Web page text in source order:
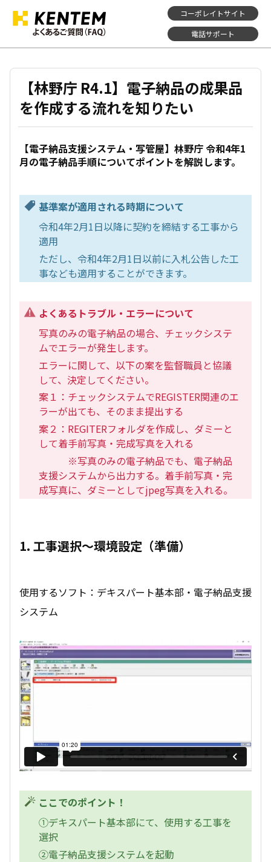
コーポレイトサイト
電話サポート
【林野庁 R4.1】電子納品の成果品
を作成する流れを知りたい
【電子納品支援システム・写管屋】林野庁 令和4年1
月の電子納品手順についてポイントを解説します。
基準案が適用される時期について
令和4年2月1日以降に契約を締結する工事から
適用
ただし、令和4年2月1日以前に入札公告した工
事なども適用することができます。
よくあるトラブル・エラーについて
写真のみの電子納品の場合、チェックシステ
ムでエラーが発生します。
エラーに関して、以下の案を監督職員と協議
して、決定してください。
案１：チェックシステムでREGISTER関連のエ
ラーが出ても、そのまま提出する
案２：REGITERフォルダを作成し、ダミーと
して着手前写真・完成写真を入れる
※写真のみの電子納品でも、電子納品
支援システムから出力する。着手前写真・完
成写真に、ダミーとしてjpeg写真を入れる。
1. 工事選択～環境設定（準備）
使用するソフト：デキスパート基本部・電子納品支援
システム
ここでのポイント！
①デキスパート基本部にて、使用する工事を
選択
②電子納品支援システムを起動